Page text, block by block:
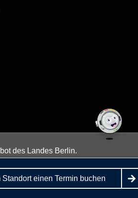
einen Termin buchen
des Landes Berlin.